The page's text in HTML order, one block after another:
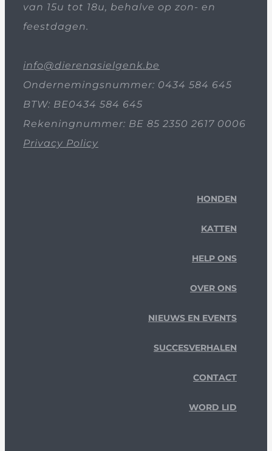
van 15u tot 18u, behalve op zon- en
feestdagen.
info@dierenasielgenk.be
Ondernemingsnummer: 0434 584 645
BTW: BE0434 584 645
Rekeningnummer: BE 85 2350 2617 0006
Privacy Policy
HONDEN
KATTEN
HELP ONS
OVER ONS
NIEUWS EN EVENTS
SUCCESVERHALEN
CONTACT
WORD LID